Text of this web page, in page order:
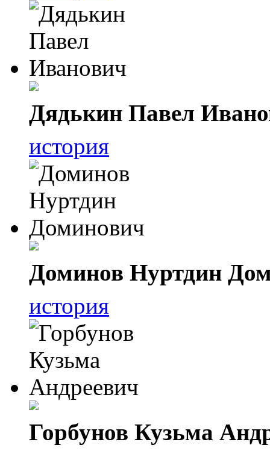
Дядькин Павел
история
Доминов Нуртдин
история
Горбунов Кузьма